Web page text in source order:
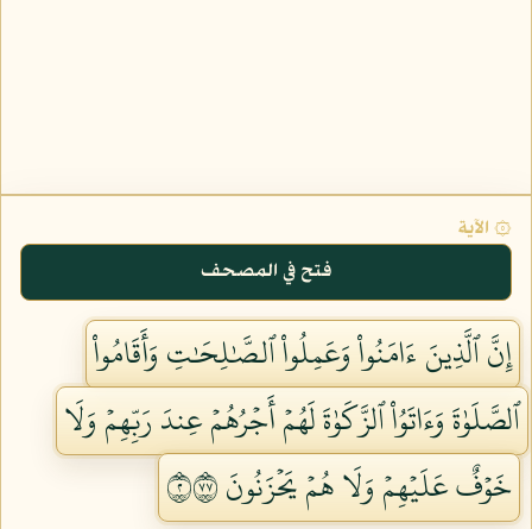
۞ الآية
فتح في المصحف
إِنَّ ٱلَّذِينَ ءَامَنُواْ وَعَمِلُواْ ٱلصَّٰلِحَٰتِ وَأَقَامُواْ
ٱلصَّلَوٰةَ وَءَاتَوُاْ ٱلزَّكَوٰةَ لَهُمۡ أَجۡرُهُمۡ عِندَ رَبِّهِمۡ وَلَا
خَوۡفٌ عَلَيۡهِمۡ وَلَا هُمۡ يَحۡزَنُونَ ٢٧٧